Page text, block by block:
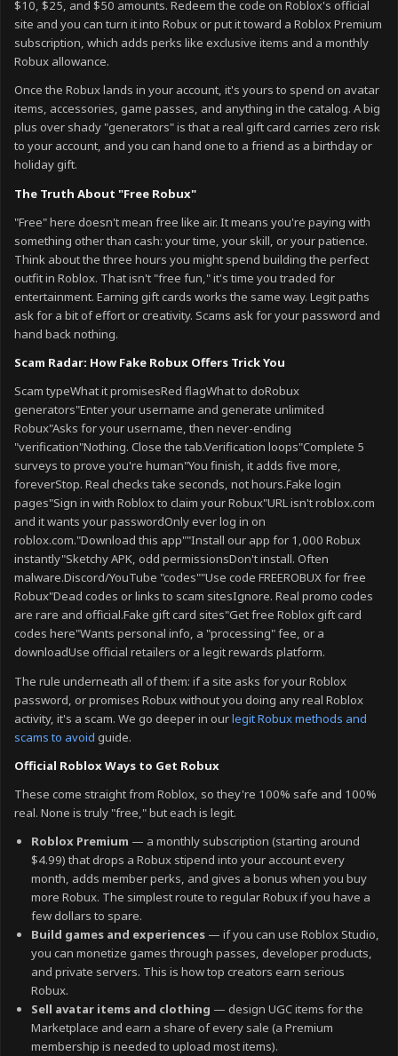
$10, $25, and $50 amounts. Redeem the code on Roblox's official
site and you can turn it into Robux or put it toward a Roblox Premium
subscription, which adds perks like exclusive items and a monthly
Robux allowance.
Once the Robux lands in your account, it's yours to spend on avatar
items, accessories, game passes, and anything in the catalog. A big
plus over shady "generators" is that a real gift card carries zero risk
to your account, and you can hand one to a friend as a birthday or
holiday gift.
The Truth About "Free Robux"
"Free" here doesn't mean free like air. It means you're paying with
something other than cash: your time, your skill, or your patience.
Think about the three hours you might spend building the perfect
outfit in Roblox. That isn't "free fun," it's time you traded for
entertainment. Earning gift cards works the same way. Legit paths
ask for a bit of effort or creativity. Scams ask for your password and
hand back nothing.
Scam Radar: How Fake Robux Offers Trick You
Scam typeWhat it promisesRed flagWhat to doRobux
generators"Enter your username and generate unlimited
Robux"Asks for your username, then never-ending
"verification"Nothing. Close the tab.Verification loops"Complete 5
surveys to prove you're human"You finish, it adds five more,
foreverStop. Real checks take seconds, not hours.Fake login
pages"Sign in with Roblox to claim your Robux"URL isn't roblox.com
and it wants your passwordOnly ever log in on
roblox.com."Download this app""Install our app for 1,000 Robux
instantly"Sketchy APK, odd permissionsDon't install. Often
malware.Discord/YouTube "codes""Use code FREEROBUX for free
Robux"Dead codes or links to scam sitesIgnore. Real promo codes
are rare and official.Fake gift card sites"Get free Roblox gift card
codes here"Wants personal info, a "processing" fee, or a
downloadUse official retailers or a legit rewards platform.
The rule underneath all of them: if a site asks for your Roblox
password, or promises Robux without you doing any real Roblox
activity, it's a scam. We go deeper in ourlegit Robux methods and
scams to avoid guide.
Official Roblox Ways to Get Robux
These come straight from Roblox, so they're 100% safe and 100%
real. None is truly "free," but each is legit.
Roblox Premium — a monthly subscription (starting around
$4.99) that drops a Robux stipend into your account every
month, adds member perks, and gives a bonus when you buy
more Robux. The simplest route to regular Robux if you have a
few dollars to spare.
Build games and experiences— if you can use Roblox Studio,
you can monetize games through passes, developer products,
and private servers. This is how top creators earn serious
Robux.
Sell avatar items and clothing — design UGC items for the
Marketplace and earn a share of every sale (a Premium
membership is needed to upload most items).